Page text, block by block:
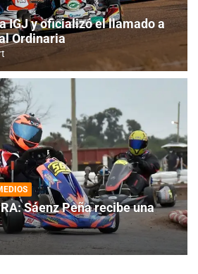
IGJ y oficializó el llamado a
Ordinaria
Sáenz Peña recibe una